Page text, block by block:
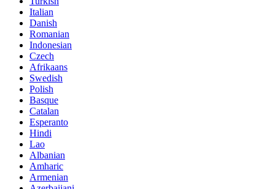
Italian
Danish
Romanian
Indonesian
Czech
Afrikaans
Swedish
Polish
Basque
Catalan
Esperanto
Hindi
Lao
Albanian
Amharic
Armenian